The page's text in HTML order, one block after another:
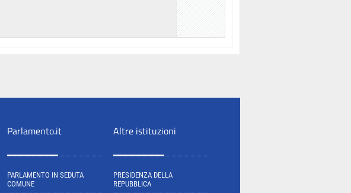
Parlamento.it
PARLAMENTO IN SEDUTA
COMUNE
Altre istituzioni
PRESIDENZA DELLA
REPUBBLICA